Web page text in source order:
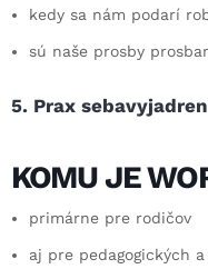
kedy sa nám podarí
sú naše prosby
5. Prax
KOMU JE
primárne pre rodičov
aj pre pedagogických